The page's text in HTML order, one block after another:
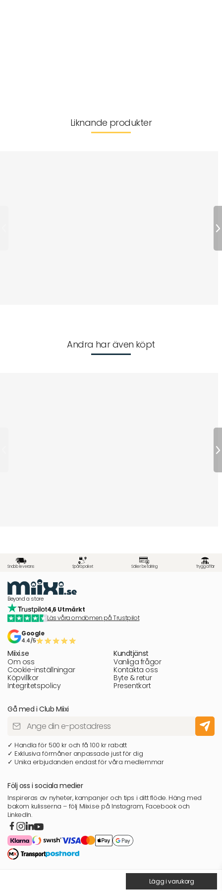
Lägg i varukorg
Liknande produkter
Andra har även köpt
Snabb leverans Spåra paket Säker betalning Trygg affär
Beyond a store
4,6 Utmärkt
Läs våra omdömen på Trustpilot
Google
4.4/5
Miixi.se
Om oss
Cookie-inställningar
Köpvillkor
Integritetspolicy
Kundtjänst
Vanliga frågor
Kontakta oss
Byte & retur
Presentkort
Gå med i Club Miixi
✓ Handla för 500 kr och få 100 kr rabatt
✓ Exklusiva förmåner anpassade just för dig
✓ Unika erbjudanden endast för våra medlemmar
Följ oss i sociala medier
Inspireras av nyheter, kampanjer och tips i ditt flöde. Häng med
bakom kulisserna – följ Miixi.se på Instagram, Facebook och
LinkedIn.